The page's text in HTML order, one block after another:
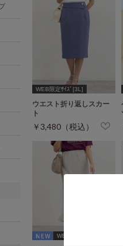
WEB限定ｻｲｽﾞ[3L]
ウエスト折り返しスカー
ト
￥3,480（税込）
WEB限定ｻｲｽﾞ[3L]